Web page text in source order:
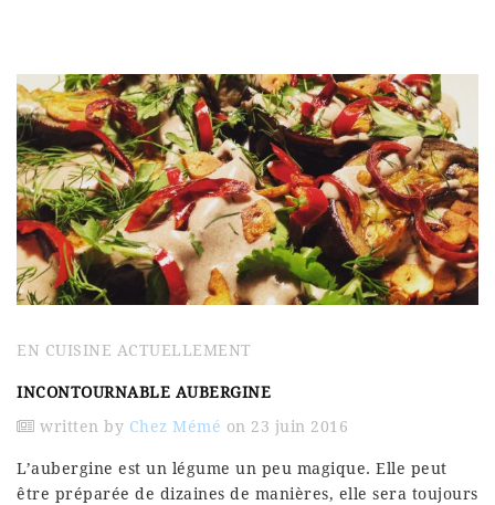
EN CUISINE ACTUELLEMENT
INCONTOURNABLE AUBERGINE
written by Chez Mémé on 23 juin 2016
L’aubergine est un légume un peu magique. Elle peut
être préparée de dizaines de manières, elle sera toujours